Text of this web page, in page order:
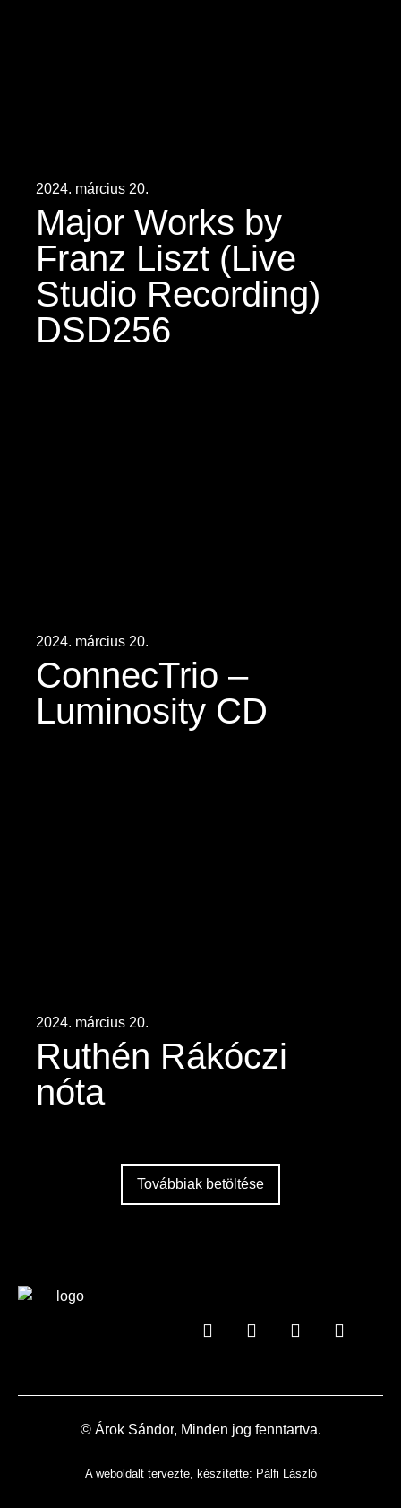
2024. március 20.
Major Works by
Franz Liszt (Live
Studio Recording)
DSD256
2024. március 20.
ConnecTrio –
Luminosity CD
2024. március 20.
Ruthén Rákóczi
nóta
Továbbiak betöltése
© Árok Sándor, Minden jog fenntartva.
A weboldalt tervezte, készítette: Pálfi László